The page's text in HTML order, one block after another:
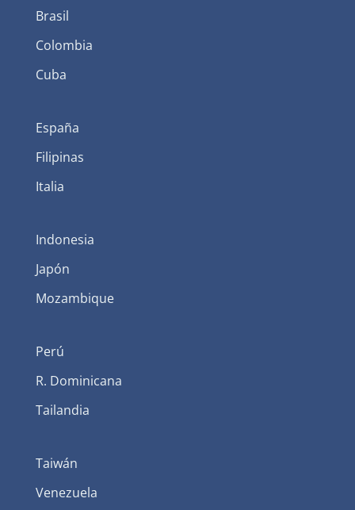
Brasil
Colombia
Cuba
España
Filipinas
Italia
Indonesia
Japón
Mozambique
Perú
R. Dominicana
Tailandia
Taiwán
Venezuela